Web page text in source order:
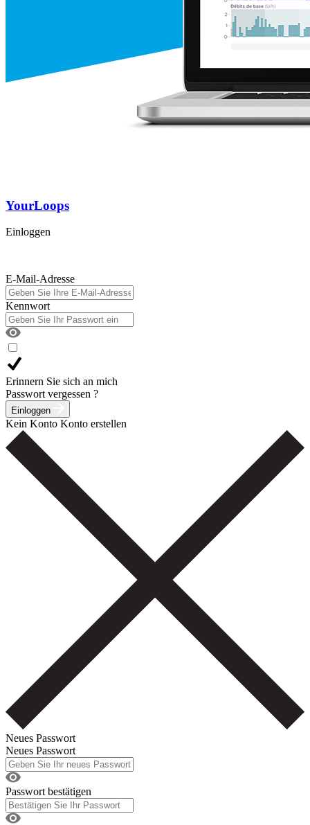
YourLoops
Einloggen
E-Mail-Adresse
Kennwort
Erinnern Sie sich an mich
Passwort vergessen ?
Einloggen
Kein Konto Konto erstellen
Neues Passwort
Neues Passwort
Passwort bestätigen